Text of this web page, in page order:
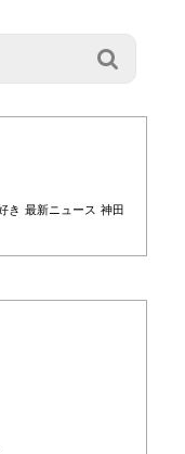

き 最新ニュース 神田